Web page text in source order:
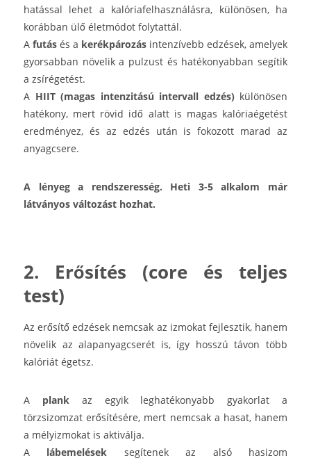
hatással lehet a kalóriafelhasználásra, különösen, ha
korábban ülő életmódot folytattál.
A futás és a kerékpározás intenzívebb edzések, amelyek
gyorsabban növelik a pulzust és hatékonyabban segítik
a zsírégetést.
A HIIT (magas intenzitású intervall edzés)különösen
hatékony, mert rövid idő alatt is magas kalóriaégetést
eredményez, és az edzés után is fokozott marad az
anyagcsere.
A lényeg a rendszeresség. Heti 3-5 alkalom már
látványos változást hozhat.
2. Erősítés (core és teljes
test)
Az erősítő edzések nemcsak az izmokat fejlesztik, hanem
növelik az alapanyagcserét is, így hosszú távon több
kalóriát égetsz.
A plank az egyik leghatékonyabb gyakorlat a
törzsizomzat erősítésére, mert nemcsak a hasat, hanem
a mélyizmokat is aktiválja.
A lábemelések segítenek az alsó hasizom